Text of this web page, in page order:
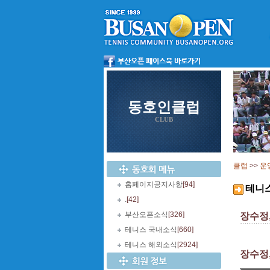
동호인클럽
CLUB
홈페이지공지사항[94]
.[42]
부산오픈소식 [326]
테니스 국내소식 [660]
테니스 해외소식 [2924]
클럽 >> 운
테니
장수
장수